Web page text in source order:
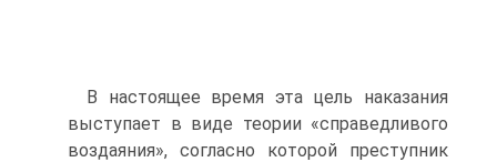
В настоящее время эта цель наказания
выступает в виде теории «справедливого
воздаяния», согласно которой преступник